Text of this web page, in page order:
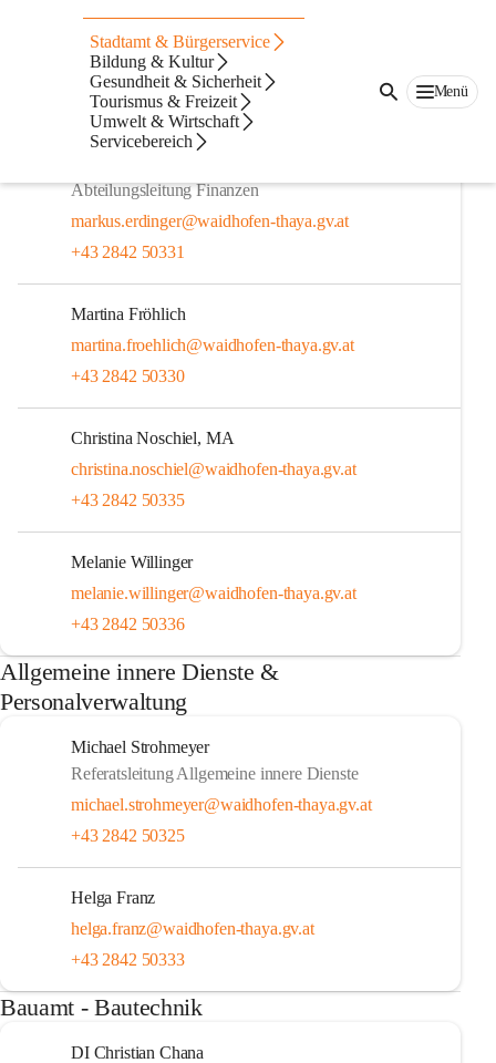
Stadtamt & Bürgerservice
Bildung & Kultur
Gesundheit & Sicherheit
Tourismus & Freizeit
Umwelt & Wirtschaft
Servicebereich
Menü
Mitarbeiter
Abteilungsleitung Finanzen
markus.erdinger@waidhofen-thaya.gv.at
+43 2842 50331
Martina Fröhlich
martina.froehlich@waidhofen-thaya.gv.at
+43 2842 50330
Christina Noschiel, MA
christina.noschiel@waidhofen-thaya.gv.at
+43 2842 50335
Melanie Willinger
melanie.willinger@waidhofen-thaya.gv.at
+43 2842 50336
Allgemeine innere Dienste &
Personalverwaltung
Michael Strohmeyer
Referatsleitung Allgemeine innere Dienste
michael.strohmeyer@waidhofen-thaya.gv.at
+43 2842 50325
Helga Franz
helga.franz@waidhofen-thaya.gv.at
+43 2842 50333
Bauamt - Bautechnik
DI Christian Chana